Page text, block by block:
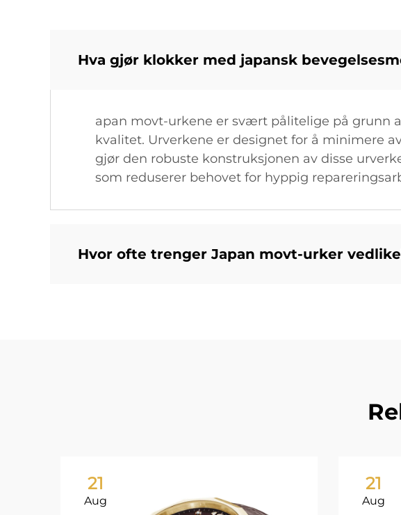
Hva gjør klokker med japansk
apan movt-urkene er svært pålitelige på grunn
kvalitet. Urverkene er designet for å minimere
gjør den robuste konstruksjonen av disse
som reduserer behovet for hyppig
Hvor ofte trenger Japan movt-urker
21
Aug
21
Aug